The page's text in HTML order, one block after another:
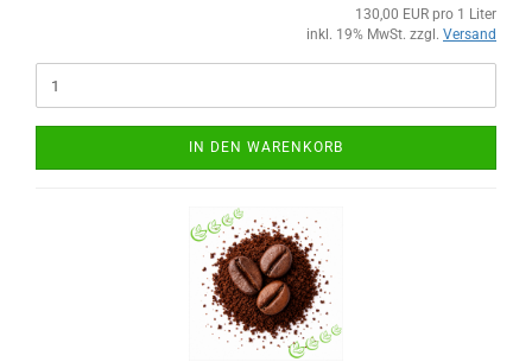
130,00 EUR pro 1 Liter
inkl. 19% MwSt. zzgl. Versand
IN DEN WARENKORB